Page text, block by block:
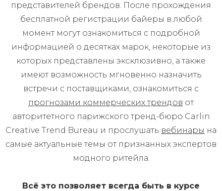
представителей брендов. После прохождения
бесплатной регистрации байеры в любой
момент могут ознакомиться с подробной
информацией о десятках марок, некоторые из
которых представлены эксклюзивно, а также
имеют возможность мгновенно назначить
встречи с поставщиками, ознакомиться с
прогнозами коммерческих трендов от
авторитетного парижского тренд-бюро Carlin
Creative Trend Bureau и прослушать вебинары на
самые актуальные темы от признанных экспертов
модного ритейла.
Всё это позволяет всегда быть в курсе